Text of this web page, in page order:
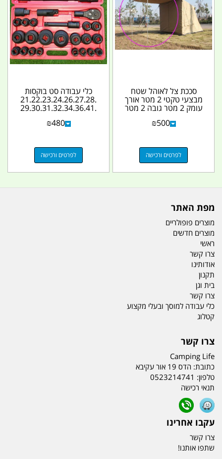
סככת צל לאוהל שטח
מבצעי טקטי 2 מטר אורך
עומק 2 מטר גובה 2 מטר
נדרש לרכוש אוהל...
₪500
לפרטים ורכישה
כלי עבודה סט בוקסות
21.22.23.24.26.27.28.
29.30.31.32.34.36.41.
₪480
לפרטים ורכישה
מפת האתר
מוצרים פופולריים
מוצרים חדשים
ראשי
צרו קשר
אודותינו
תקנון
בית וגן
צרו קשר
כלי עבודה למוסך ובעלי מקצוע
קטלוג
צרו קשר
Camping Life
כתובת: הדס 19 אור עקיבא
טלפון: 0523214741
תנאי רכישה
עקבו אחרינו
צרו קשר
שתפו אותנו!